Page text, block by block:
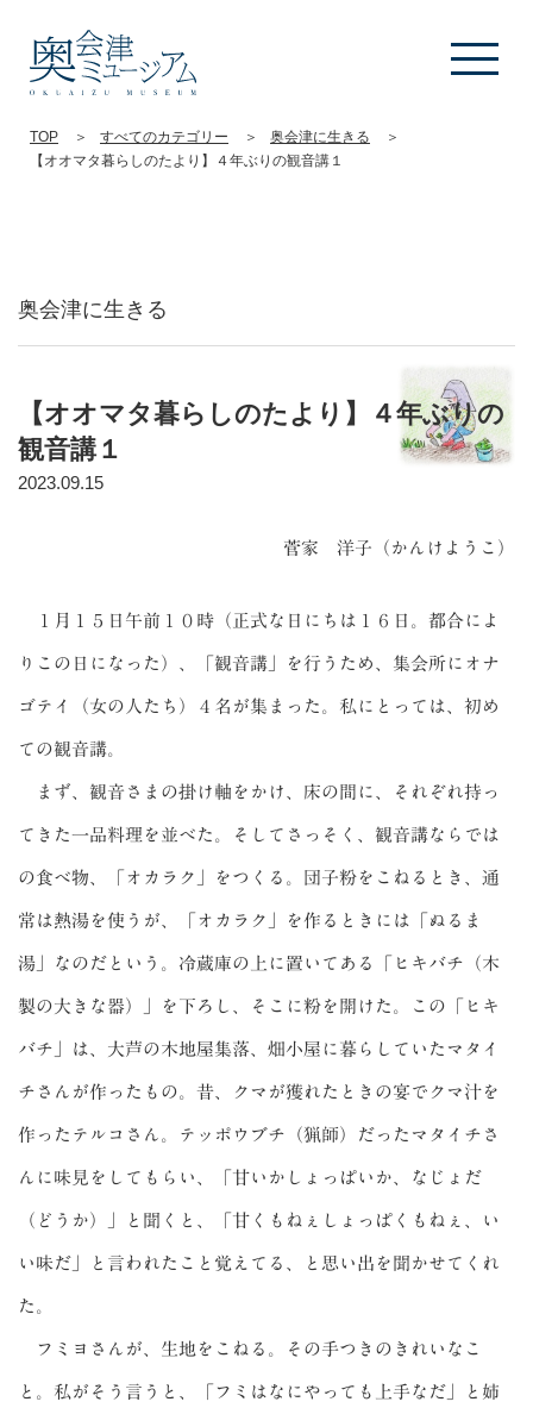
TOP すべてのカテゴリー
奥会津に生きる
【オオマタ暮らしのたより】４年ぶりの観音講１
奥会津に生きる
【オオマタ暮らしのたより】４年ぶりの
観音講１
2023.09.15
菅家 洋子（かんけようこ）
１月１５日午前１０時（正式な日にちは１６日。都合によ
りこの日になった）、「観音講」を行うため、集会所にオナ
ゴテイ（女の人たち）４名が集まった。私にとっては、初め
ての観音講。
まず、観音さまの掛け軸をかけ、床の間に、それぞれ持っ
てきた一品料理を並べた。そしてさっそく、観音講ならでは
の食べ物、「オカラク」をつくる。団子粉をこねるとき、通
常は熱湯を使うが、「オカラク」を作るときには「ぬるま
湯」なのだという。冷蔵庫の上に置いてある「ヒキバチ（木
製の大きな器）」を下ろし、そこに粉を開けた。この「ヒキ
バチ」は、大芦の木地屋集落、畑小屋に暮らしていたマタイ
チさんが作ったもの。昔、クマが獲れたときの宴でクマ汁を
作ったテルコさん。テッポウブチ（猟師）だったマタイチさ
んに味見をしてもらい、「甘いかしょっぱいか、なじょだ
（どうか）」と聞くと、「甘くもねぇしょっぱくもねぇ、い
い味だ」と言われたこと覚えてる、と思い出を聞かせてくれ
た。
フミヨさんが、生地をこねる。その手つきのきれいなこ
と。私がそう言うと、「フミはなにやっても上手なだ」と姉